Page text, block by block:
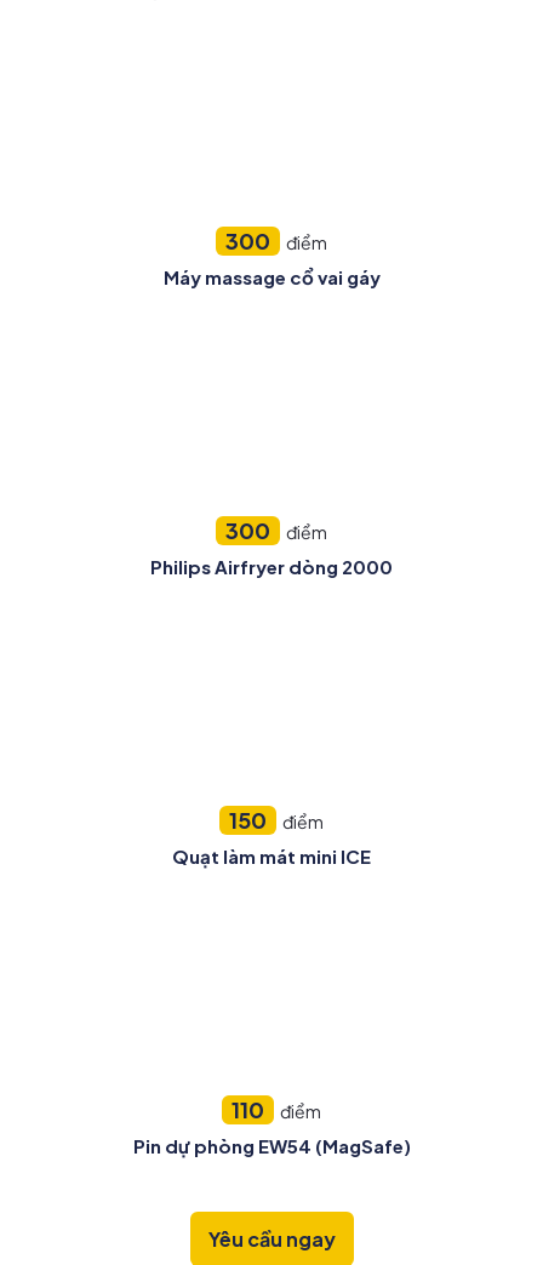
300 điểm
Máy massage cổ vai gáy
300 điểm
Philips Airfryer dòng 2000
150 điểm
Quạt làm mát mini ICE
110 điểm
Pin dự phòng EW54 (MagSafe)
Yêu cầu ngay